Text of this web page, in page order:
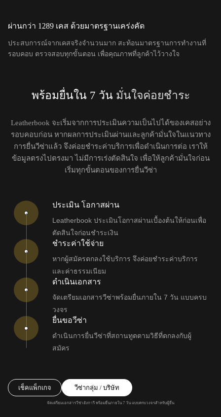
ผ่านกว่า 1289 เคส ด้วยมาตรฐานเคร่งคัด
ประสบการณ์จากเคสจริงจำนวนมาก สะท้อนมาตรฐานการทำงานที่
รอบคอบ ตรวจสอบทุกขั้นตอน เพื่อคุณภาพที่ลูกค้าไว้วางใจ
พร้อมยื่นใน 7 วัน มั่นใจค่อยชำระ
Leatherbook จะเริ่มจากการประเมินความเป็นไปได้ของเคสอย่าง
รอบคอบก่อน หากผลการประเมินผ่านและลูกค้ามั่นใจในแนวทาง
การยื่นวีซ่าแล้ว จึงค่อยชำระค่าบริการเพื่อดำเนินการต่อ เราให้
ข้อมูลตรงไปตรงมา ไม่มีการเร่งตัดสินใจ เพื่อให้ลูกค้ามั่นใจก่อน
เริ่มทุกขั้นตอนของการยื่นวีซ่า
ประเมิน โอกาสผ่าน
Leatherbook ประเมินโอกาสผ่านเบื้องต้นให้ก่อนเพื่อ
ตัดสินใจก่อนชำระเงิน
ชำระค่าใช้จ่าย
หากผู้สมัครตกลงใช้บริการ จึงค่อยชำระค่าบริการ
และค่าธรรมเนียม
ดำเนินเอกสาร
จัดเตรียมเอกสารวีซ่าพร้อมยื่นภายใน 7 วัน แบบครบ
วงจร
ยื่นขอวีซ่า
ดำเนินการยื่นวีซ่าที่สถานทูตตามวิธีที่ตกลงกับผู้
สมัคร
เช็คแพ็กเกจ วีซ่ากลุ่ม / บริษัท
จัดเตรียมเอกสารวีซ่าฮังการี พร้อมยื่นภายใน 7 วัน แบบครบวงจรสำหรับผู้ยื่น